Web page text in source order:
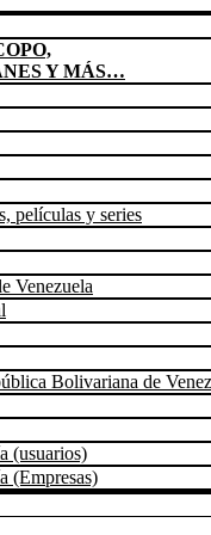
Y MÁS…
películas y series
Venezuela
Bolivariana de
(usuarios)
(Empresas)